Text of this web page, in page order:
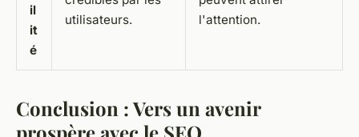
il
it
é
utilisateurs.
l'attention.
Conclusion : Vers un avenir